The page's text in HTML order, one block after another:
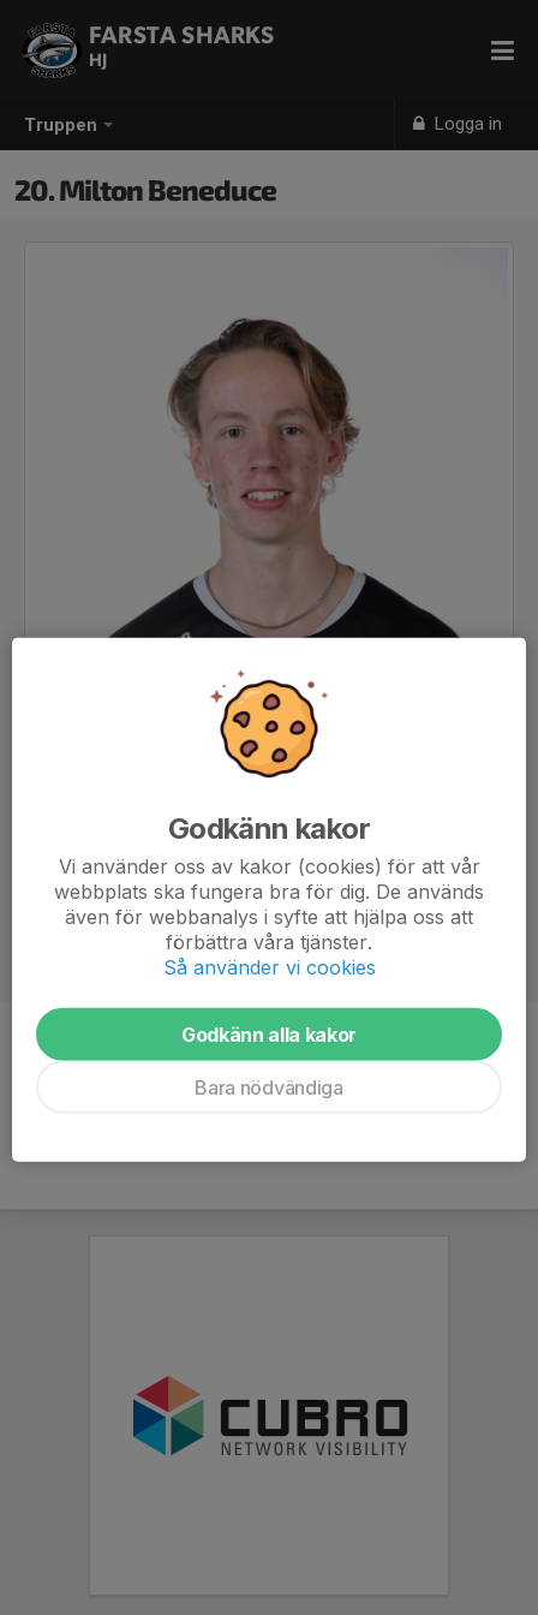
Truppen Logga in
FARSTA SHARKS
HJ
20. Milton Beneduce
Ålder
Godkänn kakor
Vi använder oss av kakor (cookies) för att vår
webbplats ska fungera bra för dig. De används
även för webbanalys i syfte att hjälpa oss att
förbättra våra tjänster.
Så använder vi cookies
Godkänn alla kakor
Bara nödvändiga